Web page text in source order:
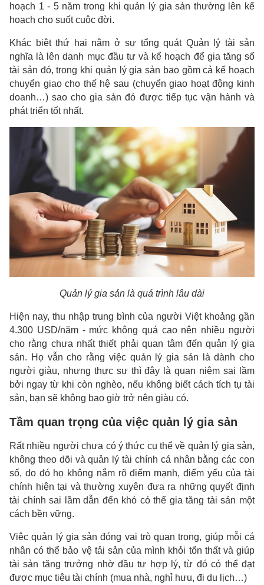
hoạch 1 - 5 năm trong khi quản lý gia sản thường lên kế
hoạch cho suốt cuộc đời.
Khác biệt thứ hai nằm ở sự tổng quát Quản lý tài sản
nghĩa là lên danh mục đầu tư và kế hoạch để gia tăng số
tài sản đó, trong khi quản lý gia sản bao gồm cả kế hoạch
chuyển giao cho thế hệ sau (chuyển giao hoạt động kinh
doanh…) sao cho gia sản đó được tiếp tục vận hành và
phát triển tốt nhất.
Quản lý gia sản là quá trình lâu dài
Hiện nay, thu nhập trung bình của người Việt khoảng gần
4.300 USD/năm - mức không quá cao nên nhiều người
cho rằng chưa nhất thiết phải quan tâm đến quản lý gia
sản. Họ vẫn cho rằng việc quản lý gia sản là dành cho
người giàu, nhưng thực sự thì đây là quan niệm sai lầm
bởi ngay từ khi còn nghèo, nếu không biết cách tích tụ tài
sản, bạn sẽ không bao giờ trở nên giàu có.
Tầm quan trọng của việc quản lý gia sản
Rất nhiều người chưa có ý thức cụ thể về quản lý gia sản,
không theo dõi và quản lý tài chính cá nhân bằng các con
số, do đó họ không nắm rõ điểm mạnh, điểm yếu của tài
chính hiện tại và thường xuyên đưa ra những quyết định
tài chính sai lầm dẫn đến khó có thể gia tăng tài sản một
cách bền vững.
Việc quản lý gia sản đóng vai trò quan trọng, giúp mỗi cá
nhân có thể bảo vệ tải sản của mình khỏi tổn thất và giúp
tài sản tăng trưởng nhờ đầu tư hợp lý, từ đó có thể đạt
được mục tiêu tài chính (mua nhà, nghỉ hưu, đi du lịch…)